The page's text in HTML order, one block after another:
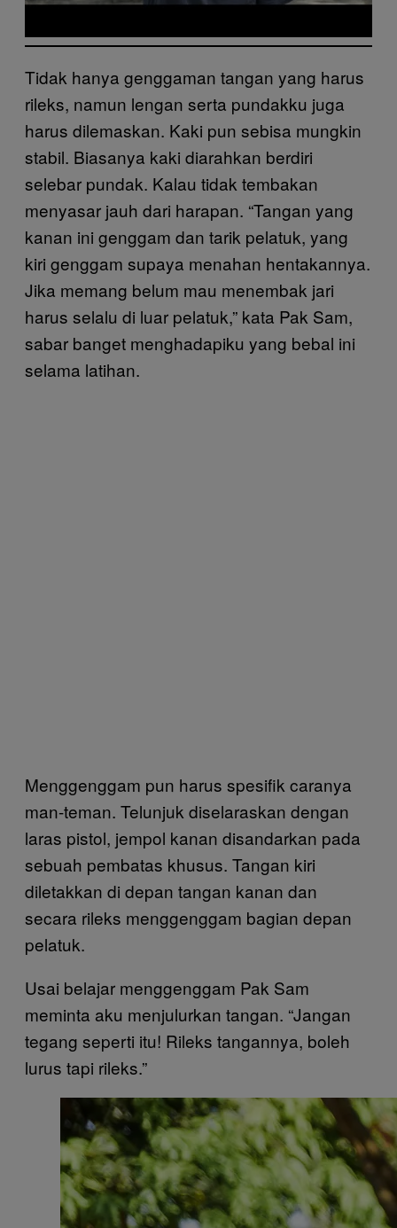
Tidak hanya genggaman tangan yang harus
rileks, namun lengan serta pundakku juga
harus dilemaskan. Kaki pun sebisa mungkin
stabil. Biasanya kaki diarahkan berdiri
selebar pundak. Kalau tidak tembakan
menyasar jauh dari harapan. “Tangan yang
kanan ini genggam dan tarik pelatuk, yang
kiri genggam supaya menahan hentakannya.
Jika memang belum mau menembak jari
harus selalu di luar pelatuk,” kata Pak Sam,
sabar banget menghadapiku yang bebal ini
selama latihan.
Menggenggam pun harus spesifik caranya
man-teman. Telunjuk diselaraskan dengan
laras pistol, jempol kanan disandarkan pada
sebuah pembatas khusus. Tangan kiri
diletakkan di depan tangan kanan dan
secara rileks menggenggam bagian depan
pelatuk.
Usai belajar menggenggam Pak Sam
meminta aku menjulurkan tangan. “Jangan
tegang seperti itu! Rileks tangannya, boleh
lurus tapi rileks.”